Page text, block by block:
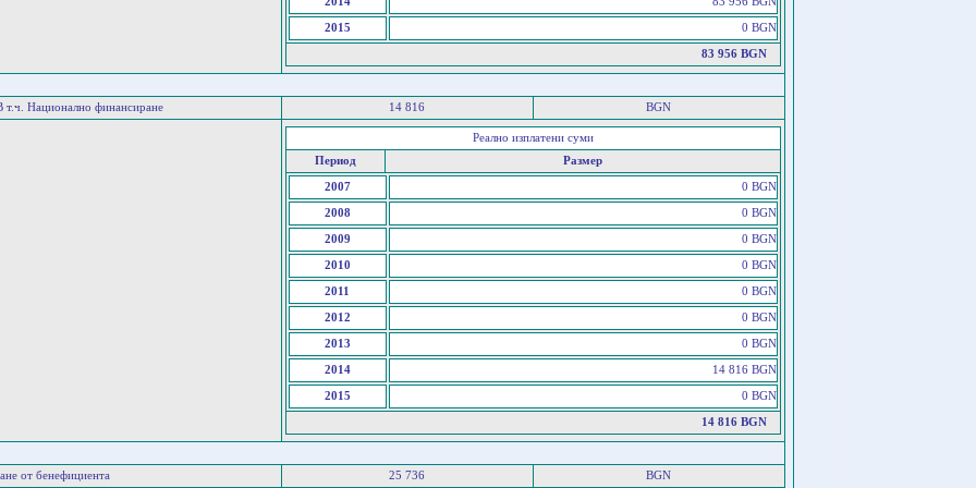
2015 0 BGN
83 956 BGN
т.ч. Национално финансиране 14 816 BGN
Реално изплатени суми
Период
Размер
2007 0 BGN
2008 0 BGN
2009 0 BGN
2010 0 BGN
2011 0 BGN
2012 0 BGN
2013 0 BGN
2014 14 816 BGN
2015 0 BGN
14 816 BGN
от бенефициента 25 736 BGN